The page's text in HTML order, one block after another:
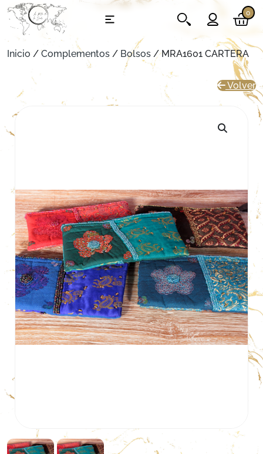
0
Inicio / Complementos / Bolsos / MRA1601 CARTERA
Volver